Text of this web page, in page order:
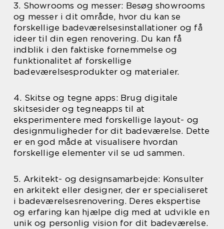
3. Showrooms og messer: Besøg showrooms
og messer i dit område, hvor du kan se
forskellige badeværelsesinstallationer og få
ideer til din egen renovering. Du kan få
indblik i den faktiske fornemmelse og
funktionalitet af forskellige
badeværelsesprodukter og materialer.
4. Skitse og tegne apps: Brug digitale
skitsesider og tegneapps til at
eksperimentere med forskellige layout- og
designmuligheder for dit badeværelse. Dette
er en god måde at visualisere hvordan
forskellige elementer vil se ud sammen.
5. Arkitekt- og designsamarbejde: Konsulter
en arkitekt eller designer, der er specialiseret
i badeværelsesrenovering. Deres ekspertise
og erfaring kan hjælpe dig med at udvikle en
unik og personlig vision for dit badeværelse.